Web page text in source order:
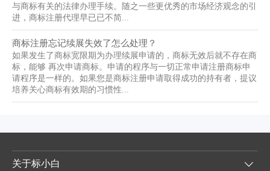
与商标有关的法律办理手续。随之一些更优秀的市场经济观念的引
进，商标注册代理早已已不简...
商标注册忘记续展失效了怎么处理？
如果发生了商标宽限期为办理续展申请的，商标无效后就不存在商
标，能够 再次申请商标。申请的程序与一切正常申请注册商标申
请程序是一样的。如果您是商标注册申请取得成功的持有者，提议
培养关心商标有效期的习惯性...
关于标小白